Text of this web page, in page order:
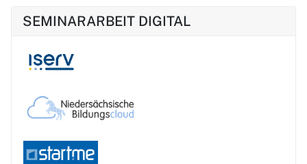
SEMINARARBEIT DIGITAL